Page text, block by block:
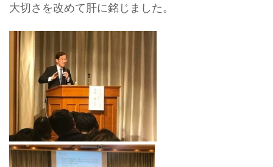
大切さを改めて肝に銘じました。